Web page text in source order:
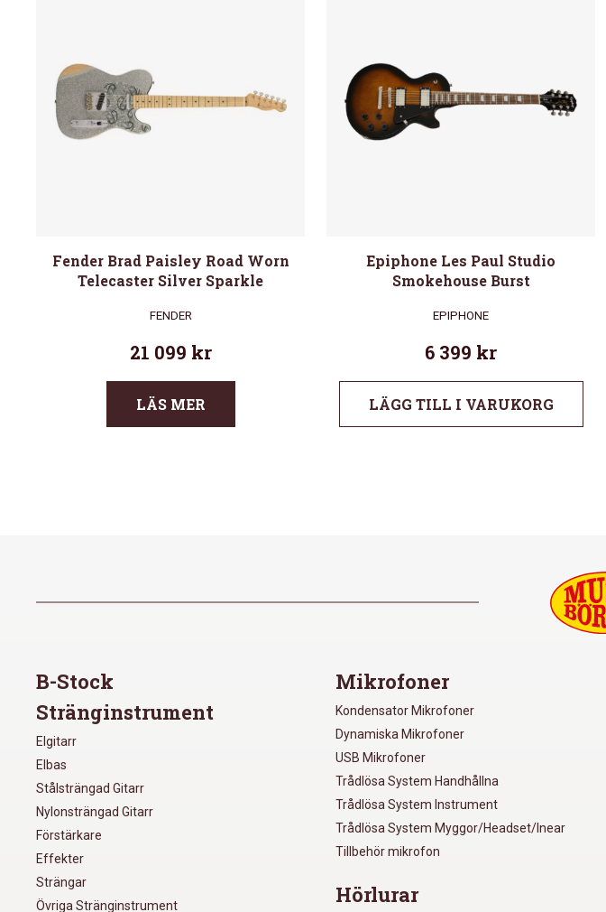
Fender Brad Paisley Road Worn
Telecaster Silver Sparkle
FENDER
21 099 kr
LÄS MER
Epiphone Les Paul Studio
Smokehouse Burst
EPIPHONE
6 399 kr
LÄGG TILL I VARUKORG
B-Stock
Stränginstrument
Elgitarr
Elbas
Stålsträngad Gitarr
Nylonsträngad Gitarr
Förstärkare
Effekter
Strängar
Övriga Stränginstrument
Mikrofoner
Kondensator Mikrofoner
Dynamiska Mikrofoner
USB Mikrofoner
Trådlösa System Handhållna
Trådlösa System Instrument
Trådlösa System Myggor/Headset/Inear
Tillbehör mikrofon
Hörlurar